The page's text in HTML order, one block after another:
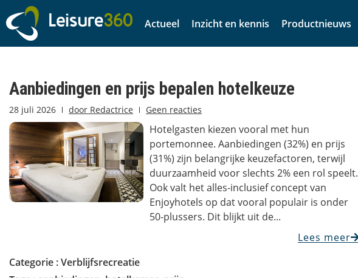
Actueel Inzicht en kennis Productnieuws
Aanbiedingen en prijs bepalen hotelkeuze
28 juli 2026 door Redactrice Geen reacties
Hotelgasten kiezen vooral met hun
portemonnee. Aanbiedingen (32%) en prijs
(31%) zijn belangrijke keuzefactoren, terwijl
duurzaamheid voor slechts 2% een rol speelt.
Ook valt het alles-inclusief concept van
Enjoyhotels op dat vooral populair is onder
50-plussers. Dit blijkt uit de...
Lees meer
Categorie :Verblijfsrecreatie